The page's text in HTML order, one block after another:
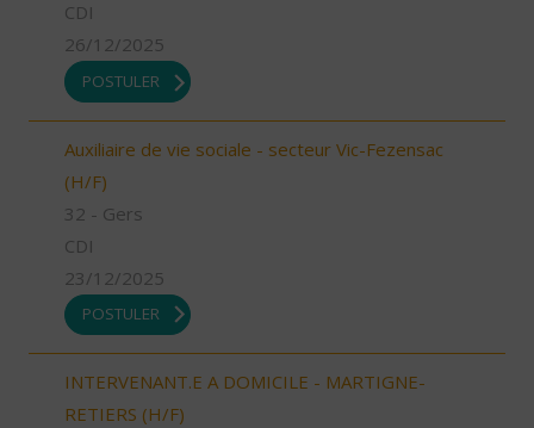
CDI
26/12/2025
POSTULER
Auxiliaire de vie sociale - secteur Vic-Fezensac
(H/F)
32 - Gers
CDI
23/12/2025
POSTULER
INTERVENANT.E A DOMICILE - MARTIGNE-
RETIERS (H/F)